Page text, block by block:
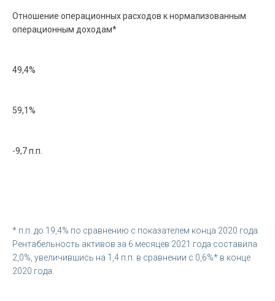
Отношение операционных расходов к нормализованным
операционным доходам*
49,4%
59,1%
-9,7 п.п.
* п.п. до 19,4% по сравнению с показателем конца 2020 года.
Рентабельность активов за 6 месяцев 2021 года составила
2,0%, увеличившись на 1,4 п.п. в сравнении с 0,6%* в конце
2020 года.